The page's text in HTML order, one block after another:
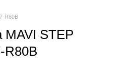
R80B
MAVI STEP
R80B